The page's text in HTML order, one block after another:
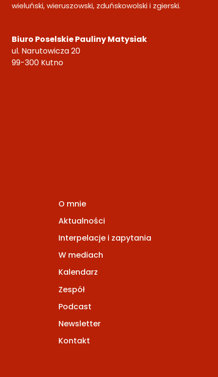
wieluński, wieruszowski, zduńskowolski i zgierski.
Biuro Poselskie Pauliny Matysiak
ul. Narutowicza 20
99-300 Kutno
O mnie
Aktualności
Interpelacje i zapytania
W mediach
Kalendarz
Zespół
Podcast
Newsletter
Kontakt